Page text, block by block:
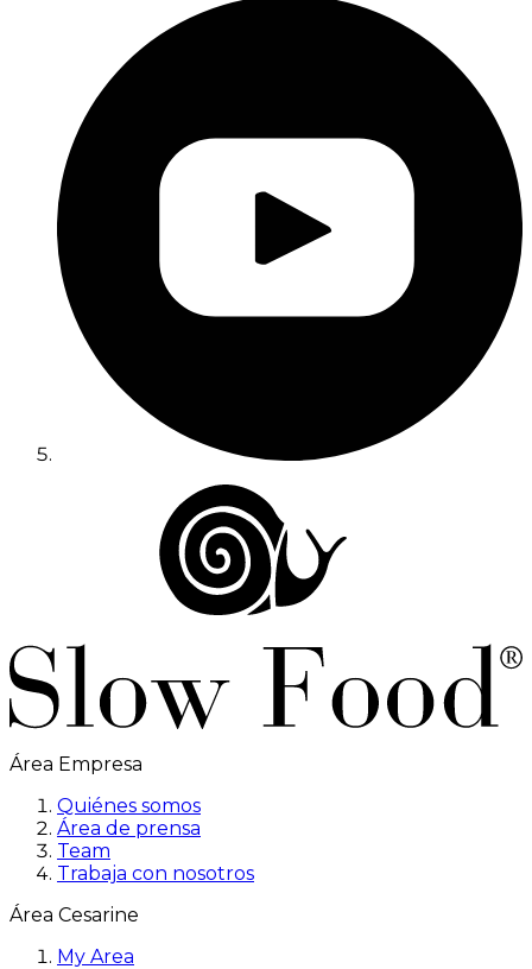
Área Empresa
Quiénes somos
Área de prensa
Team
Trabaja con nosotros
Área Cesarine
My Area